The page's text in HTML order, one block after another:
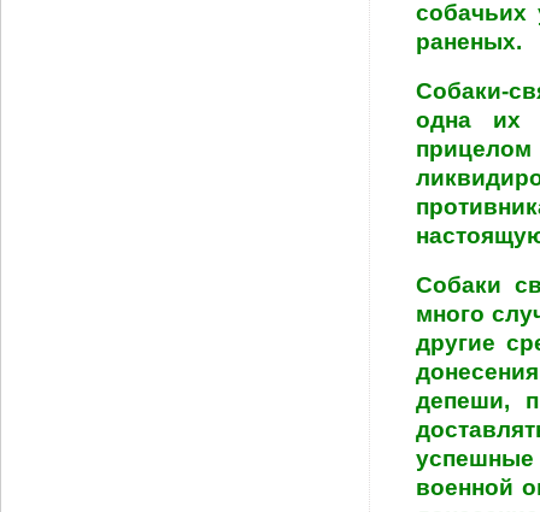
собачьих
раненых.
Собаки-
одна их
Собаки
много
другие
депеши,
успешные
военной